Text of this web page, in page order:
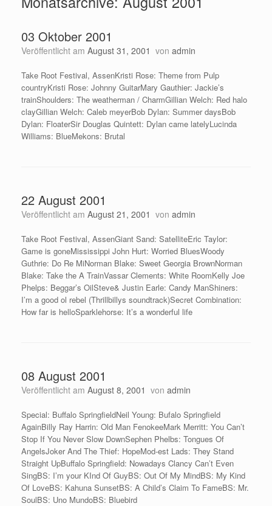
03 Oktober 2001
Veröffentlicht am August 31, 2001 von admin
Take Root Festival, AssenKristi Rose: Theme from Pulp
countryKristi Rose: Johnny GuitarMary Gauthier: Jackie’s
trainShoulders: The weatherman / CharmGillian Welch: Red halo
clayGillian Welch: Caleb meyerBob Dylan: Summer daysBob
Dylan: FloaterSir Douglas Quintett: Dylan came latelyLucinda
Williams: BlueMekons: Brutal
22 August 2001
Veröffentlicht am August 21, 2001 von admin
Take Root Festival, AssenGiant Sand: SatelliteEric Taylor:
Game is goneMississippi John Hurt: Worried BluesWoody
Guthrie: Do Re MiNorman Blake: Sweet Georgia BrownNorman
Blake: Take the A TrainVassar Clements: White RoomKelly Joe
Phelps: Beggar’s OilSteve& Justin Earle: Candy ManShiners:
I’m a good ol rebel (Thrillbillys soundtrack)Secret Combination:
How far is helloSparklehorse: It’s a wonderful life
08 August 2001
Veröffentlicht am August 8, 2001 von admin
Special: Buffalo SpringfieldNeil Young: Bufalo Springfield
AgainBilly Ray Harrin: Old Man FenokeeMark Merritt: You Can’t
Stop If You Never Slow DownSephen Phelbs: Tongues Of
AngelsJoker And The Thief: HopeMod-est Lads: They Stand
Straight UpBuffalo Springfield: Nowadays Clancy Can’t Even
SingBS: I’m your KInd Of GuyBS: Out Of My MindBS: My Kind
Of LoveBS: Kahuna SunsetBS: A Child’s Claim To FameBS: Mr.
SoulBS: Uno MundoBS: Bluebird